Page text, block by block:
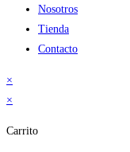
Nosotros
Tienda
Contacto
×
×
Carrito